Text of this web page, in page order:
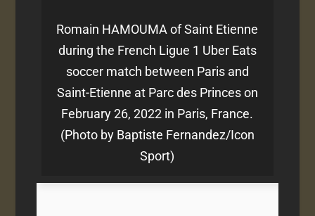
Romain HAMOUMA of Saint Etienne
during the French Ligue 1 Uber Eats
soccer match between Paris and
Saint-Etienne at Parc des Princes on
February 26, 2022 in Paris, France.
(Photo by Baptiste Fernandez/Icon
Sport)